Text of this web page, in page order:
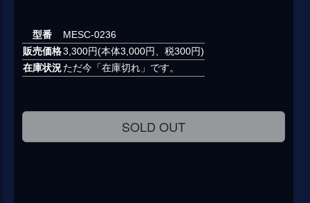
型番
MESC-0236
販売価格3,300円(本体3,000円、税300円)
在庫状況ただ今「在庫切れ」です。
SOLD OUT